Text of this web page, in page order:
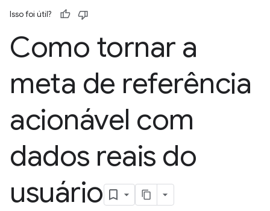
Isso foi útil?
Como tornar a
meta de referência
acionável com
dados reais do
usuário